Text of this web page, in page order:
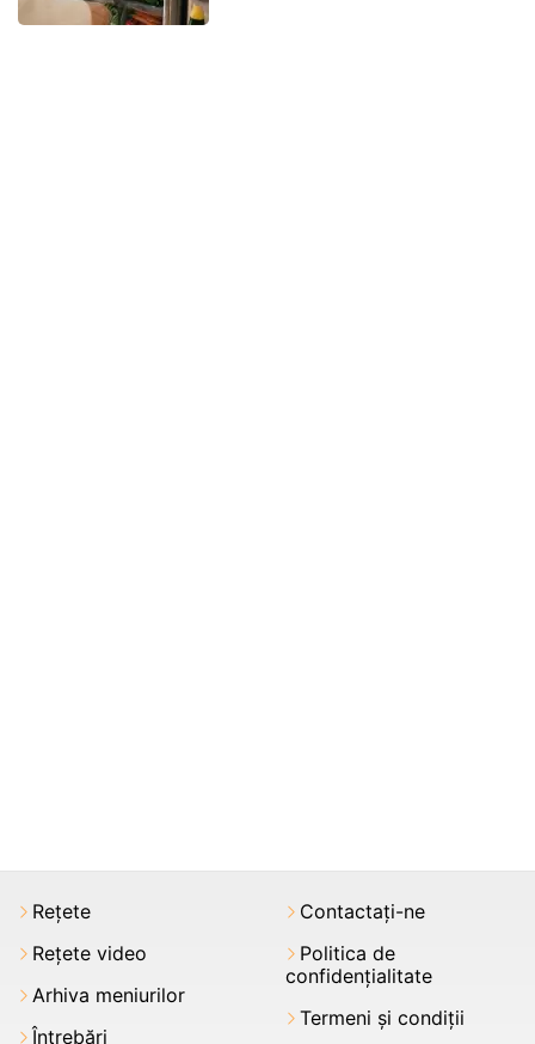
Rețete
Rețete video
Arhiva meniurilor
Întrebări
Contactați-ne
Politica de
confidențialitate
Termeni şi condiții